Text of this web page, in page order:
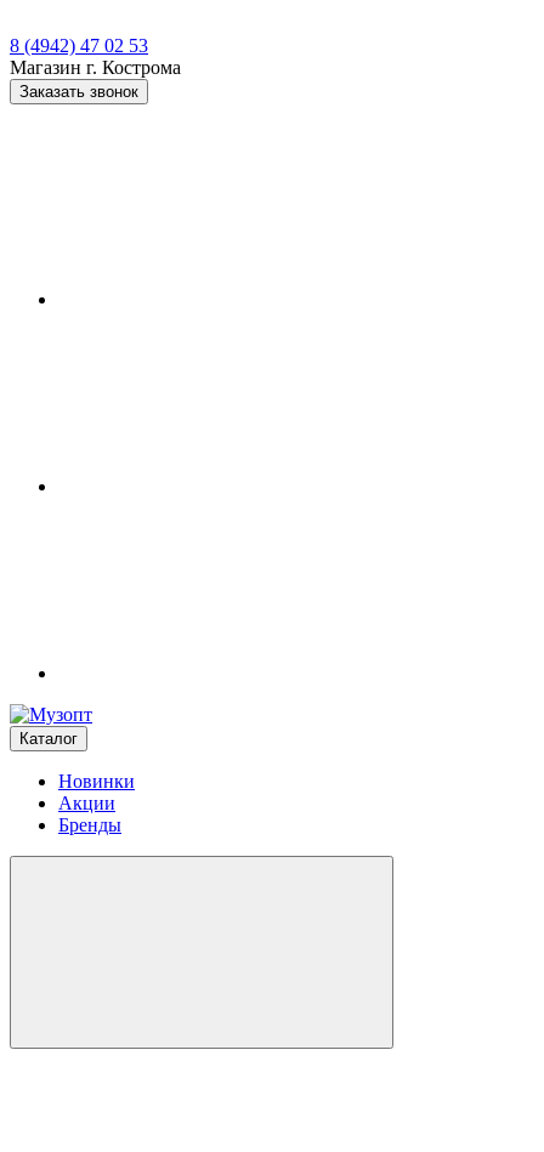
8 (4942) 47 02 53
Магазин г. Кострома
Заказать звонок
Каталог
Новинки
Акции
Бренды